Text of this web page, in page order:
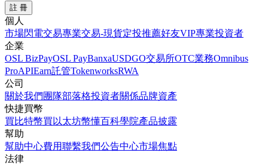
註 冊
個人
市場閃電交易專業交易-現貨定投推薦好友VIP專業投資者
企業
OSL BizPayOSL PayBanxaUSDGO交易所OTC業務Omnibus
ProAPIEarn託管TokenworksRWA
公司
關於我們 團隊部落格投資者關係品牌資產
快捷買幣
買比特幣買以太坊幣懂百科學院產品披露
幫助
幫助中心費用聯繫我們公告中心市場焦點
法律